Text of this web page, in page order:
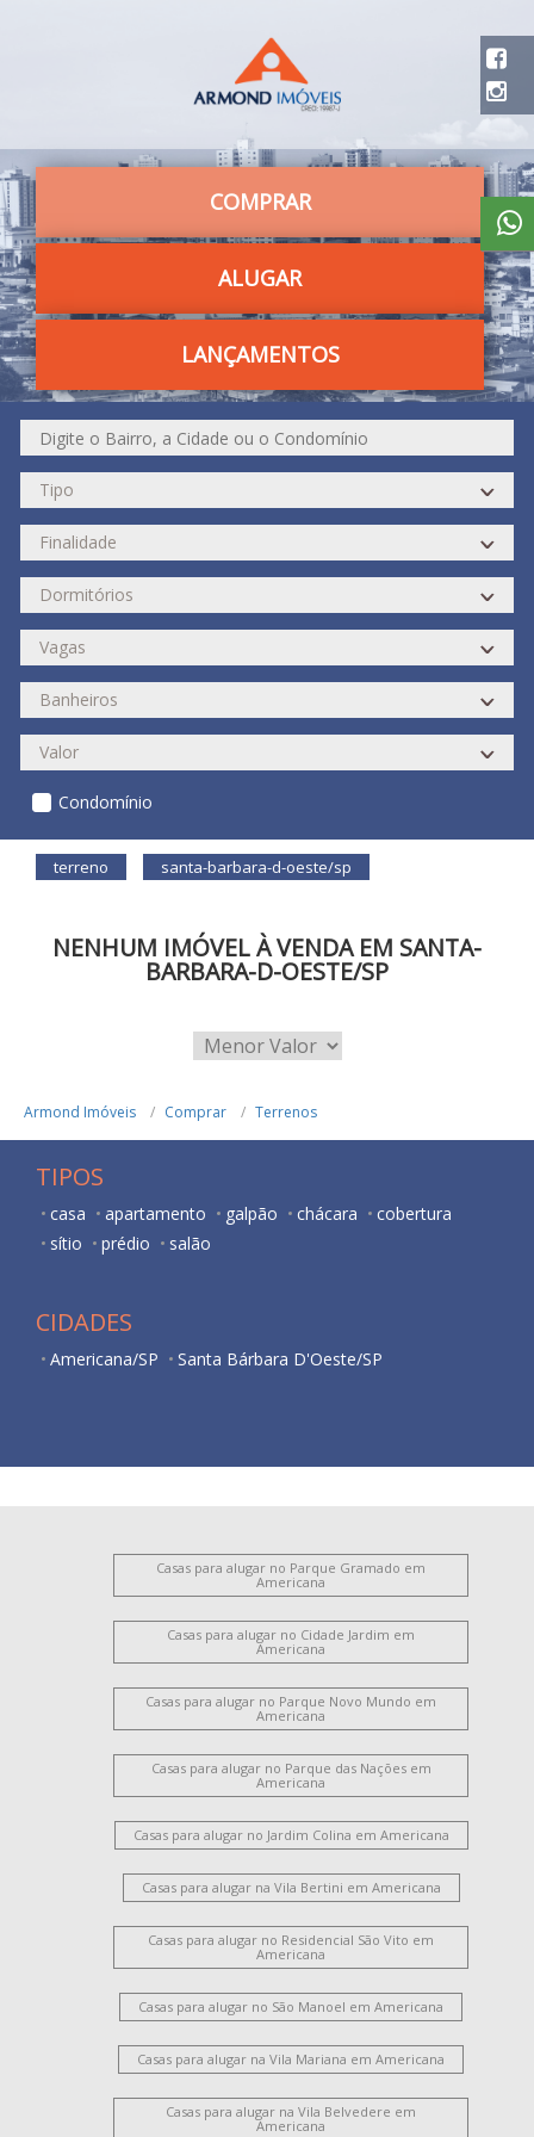
COMPRAR
ALUGAR
LANÇAMENTOS
Condomínio
terreno santa-barbara-d-oeste/sp
NENHUM IMÓVEL À VENDA EM SANTA-
BARBARA-D-OESTE/SP
Armond Imóveis Comprar Terrenos
TIPOS
casa apartamento galpão chácara
cobertura
sítio
prédio salão
CIDADES
Americana/SP Santa Bárbara D'Oeste/SP
Casas para alugar no Parque Gramado em
Americana
Casas para alugar no Cidade Jardim em
Americana
Casas para alugar no Parque Novo Mundo em
Americana
Casas para alugar no Parque das Nações em
Americana
Casas para alugar no Jardim Colina em Americana
Casas para alugar na Vila Bertini em Americana
Casas para alugar no Residencial São Vito em
Americana
Casas para alugar no São Manoel em Americana
Casas para alugar na Vila Mariana em Americana
Casas para alugar na Vila Belvedere em
Americana